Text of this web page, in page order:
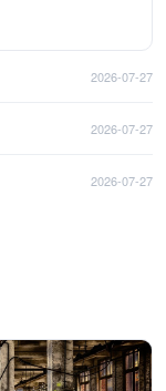
2026-07-27
2026-07-27
2026-07-27